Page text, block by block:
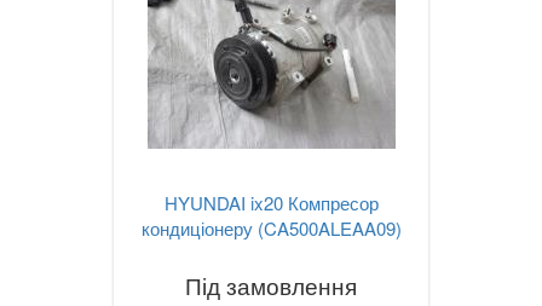
HYUNDAI ix20 Компресор
кондиціонеру (CA500ALEAA09)
Під замовлення